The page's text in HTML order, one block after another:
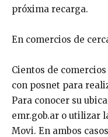
próxima recarga.
En comercios de
Cientos de
con posnet para
Para conocer su
emr.gob.ar o utilizar
Movi. En ambos